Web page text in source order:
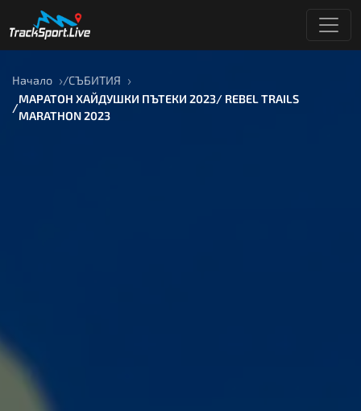
Начало
СЪБИТИЯ
МАРАТОН ХАЙДУШКИ ПЪТЕКИ 2023/ REBEL TRAILS
MARATHON 2023